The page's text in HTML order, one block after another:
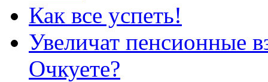
Как все успеть!
Увеличат пенсионные
Очкуете?